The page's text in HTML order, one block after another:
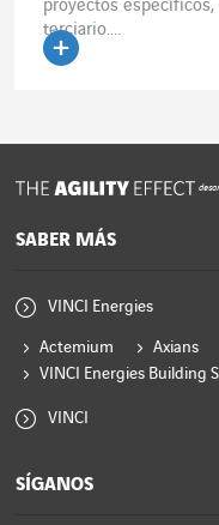
proyectos
terciario....
SABER MÁS
VINCI Energies
Actemium Axians
VINCI Energies Building
VINCI
SÍGANOS